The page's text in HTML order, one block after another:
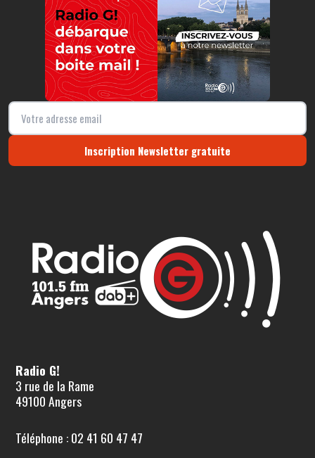
Inscription Newsletter gratuite
Radio G!
3 rue de la Rame
49100 Angers
Téléphone : 02 41 60 47 47